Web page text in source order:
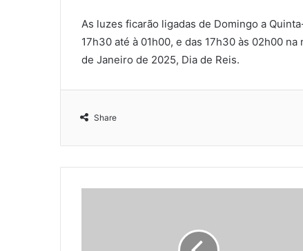
As luzes ficarão ligadas de Domingo a
17h30 até à 01h00, e das 17h30 às 02h00
de Janeiro de 2025, Dia de Reis.
Share